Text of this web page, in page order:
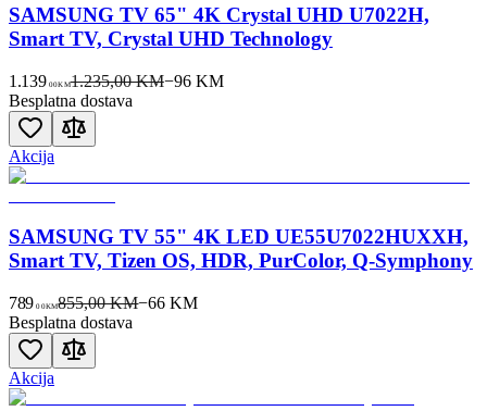
SAMSUNG TV 65" 4K Crystal UHD U7022H,
Smart TV, Crystal UHD Technology
1.139 00KM1.235,00 KM−96KM
Besplatna dostava
Akcija
SAMSUNG TV 55" 4K LED UE55U7022HUXXH,
Smart TV, Tizen OS, HDR, PurColor, Q-Symphony
789 00KM855,00 KM−66 KM
Besplatna dostava
Akcija